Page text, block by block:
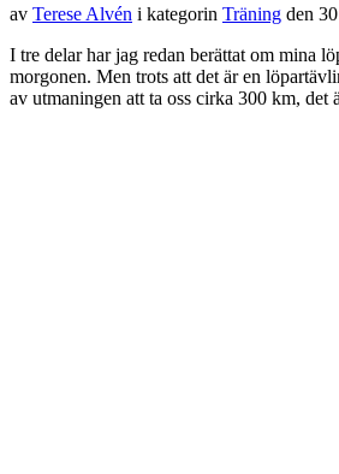
av Terese Alvén i kategorin Träning den
I tre delar har jag redan berättat om mina
morgonen. Men trots att det är en
av utmaningen att ta oss cirka 300 km, det